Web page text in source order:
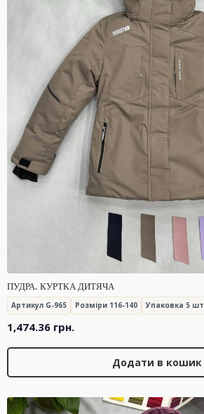
ПУДРА. КУРТКА ДИТЯЧА
Артикул G-965 Розміри 116-140 Упаковка 5 шт
1,474.36 грн.
Додати в кошик